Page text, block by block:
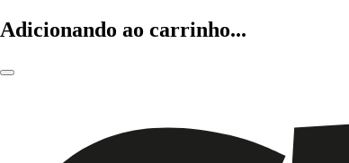
Adicionando ao carrinho...